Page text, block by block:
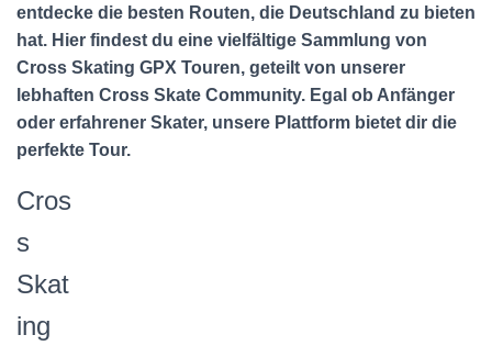
entdecke die besten Routen, die Deutschland zu bieten
hat. Hier findest du eine vielfältige Sammlung von
Cross Skating GPX Touren, geteilt von unserer
lebhaften Cross Skate Community. Egal ob Anfänger
oder erfahrener Skater, unsere Plattform bietet dir die
perfekte Tour.
Cros
s
Skat
ing